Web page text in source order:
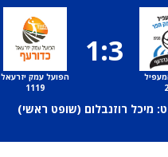
1:3
הפועל עמק יזרעאל
1119
מיכל רוזנבלום (שופט ראשי)